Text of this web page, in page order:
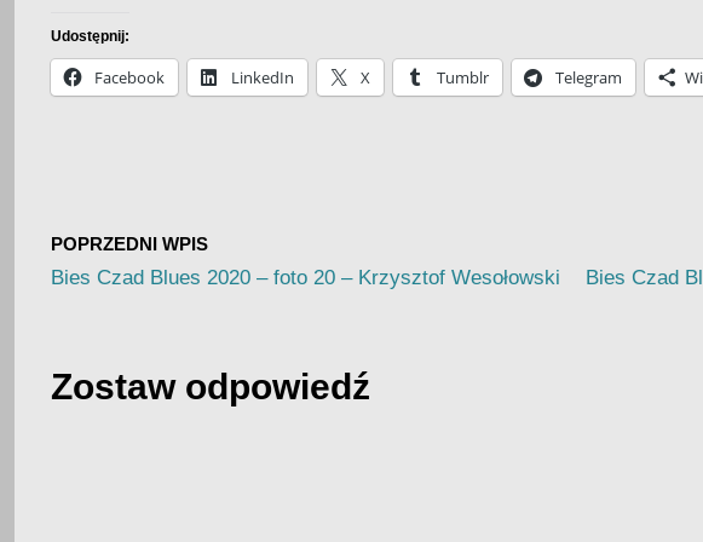
Udostępnij:
Facebook LinkedIn X Tumblr Telegram
POPRZEDNI WPIS
Bies Czad Blues 2020 – foto 20 – Krzysztof Wesołowski Bies Czad
Zostaw odpowiedź